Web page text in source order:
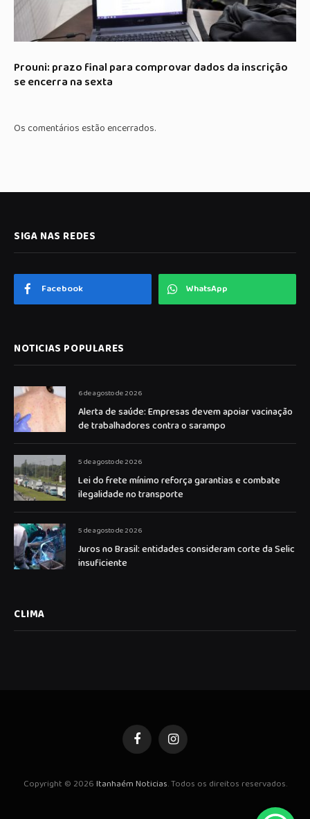
Prouni: prazo final para comprovar dados da inscrição
se encerra na sexta
Os comentários estão encerrados.
SIGA NAS REDES
Facebook WhatsApp
NOTICIAS POPULARES
6 de agosto de 2026
Alerta de saúde: Empresas devem apoiar vacinação
de trabalhadores contra o sarampo
5 de agosto de 2026
Lei do frete mínimo reforça garantias e combate
ilegalidade no transporte
5 de agosto de 2026
Juros no Brasil: entidades consideram corte da Selic
insuficiente
CLIMA
FacebookInstagram
Copyright © 2026Itanhaém Noticias. Todos os direitos reservados.